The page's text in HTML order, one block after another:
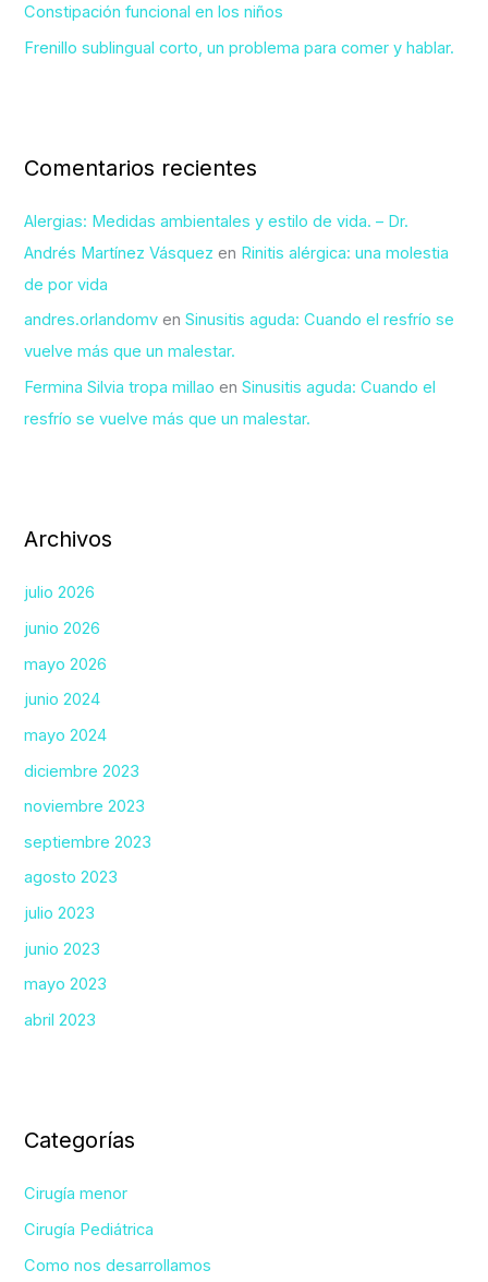
Constipación funcional en los niños
Frenillo sublingual corto, un problema para comer y hablar.
Comentarios recientes
Alergias: Medidas ambientales y estilo de vida. – Dr.
Andrés Martínez Vásquez en Rinitis alérgica: una molestia
de por vida
andres.orlandomv enSinusitis aguda: Cuando el resfrío se
vuelve más que un malestar.
Fermina Silvia tropa millao enSinusitis aguda: Cuando el
resfrío se vuelve más que un malestar.
Archivos
julio 2026
junio 2026
mayo 2026
junio 2024
mayo 2024
diciembre 2023
noviembre 2023
septiembre 2023
agosto 2023
julio 2023
junio 2023
mayo 2023
abril 2023
Categorías
Cirugía menor
Cirugía Pediátrica
Como nos desarrollamos